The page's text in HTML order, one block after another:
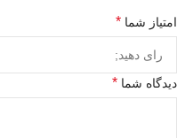
امتیاز شما *
دیدگاه شما *